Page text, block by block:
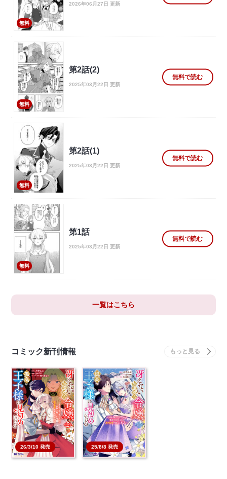
無料
2026年06月27日 更新
無料
第2話(2)
2025年03月22日 更新
無料で読む
無料
第2話(1)
2025年03月22日 更新
無料で読む
無料
第1話
2025年03月22日 更新
無料で読む
一覧はこちら
コミック新刊情報
26/3/10 発売 25/8/8 発売